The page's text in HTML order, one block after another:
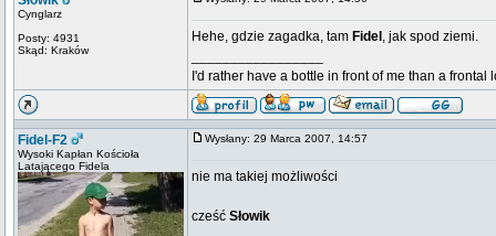
Cynglarz
Posty: 4931
Skąd: Kraków
Hehe, gdzie zagadka, tam Fidel , jak spod ziemi.
I'd rather have a bottle in front of me than a frontal
Fidel-F2
Wysoki Kapłan Kościoła
Latającego Fidela
Wysłany: 29 Marca 2007, 14:57
nie ma takiej możliwości
cześć Słowik